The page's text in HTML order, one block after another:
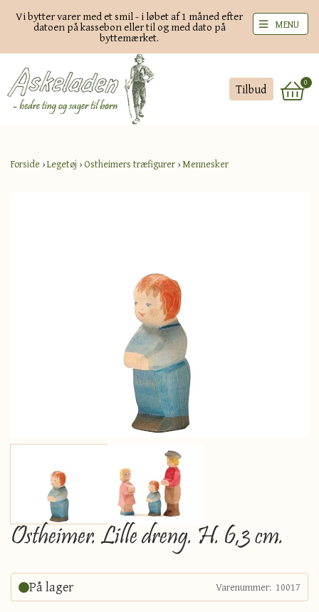
Vi bytter varer med et smil - i løbet af 1 måned efter
datoen på kassebon eller til og med dato på
byttemærket.
Tilbud 0
MENU
Forside ›Legetøj › Ostheimers træfigurer › Mennesker
Ostheimer. Lille dreng. H. 6,3 cm.
På lager Varenummer: 10017